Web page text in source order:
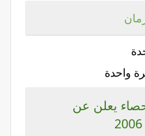
واحدة
يعلن عن